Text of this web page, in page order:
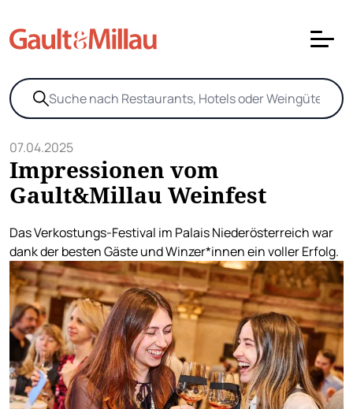
07.04.2025
Impressionen vom
Gault&Millau Weinfest
Das Verkostungs-Festival im Palais Niederösterreich war
dank der besten Gäste und Winzer*innen ein voller Erfolg.